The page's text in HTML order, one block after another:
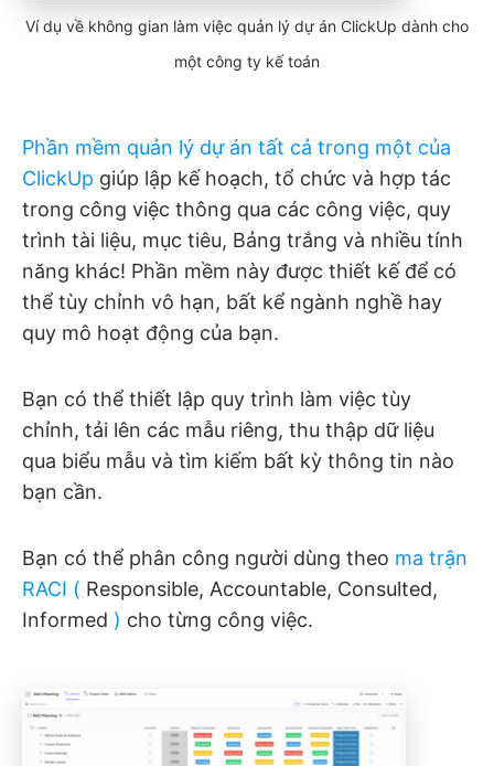
Ví dụ về không gian làm việc quản lý dự án ClickUp dành cho
một công ty kế toán
Phần mềm quản lý dự án tất cả trong một của
ClickUp giúp lập kế hoạch, tổ chức và hợp tác
trong công việc thông qua các công việc, quy
trình tài liệu, mục tiêu, Bảng trắng và nhiều tính
năng khác! Phần mềm này được thiết kế để có
thể tùy chỉnh vô hạn, bất kể ngành nghề hay
quy mô hoạt động của bạn.
Bạn có thể thiết lập quy trình làm việc tùy
chỉnh, tải lên các mẫu riêng, thu thập dữ liệu
qua biểu mẫu và tìm kiếm bất kỳ thông tin nào
bạn cần.
Bạn có thể phân công người dùng theo ma trận
RACI ( Responsible, Accountable, Consulted,
Informed ) cho từng công việc.